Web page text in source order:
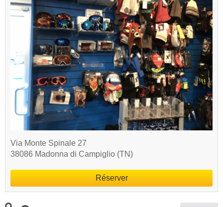
Via Monte Spinale 27
38086 Madonna di Campiglio (TN)
Réserver